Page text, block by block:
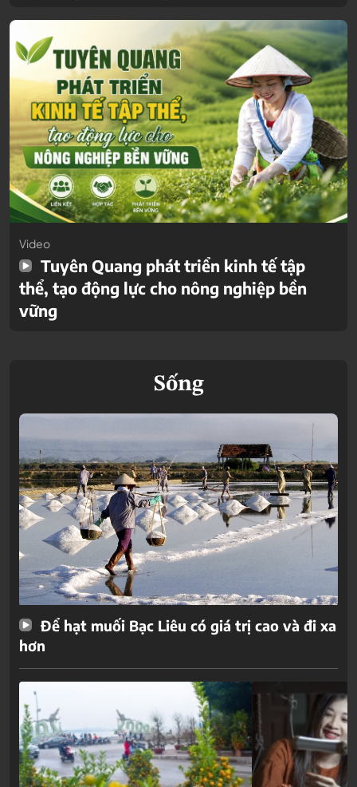
Video
Tuyên Quang phát triển kinh tế tập
thể, tạo động lực cho nông nghiệp bền
vững
Sống
Để hạt muối Bạc Liêu có giá trị cao và đi xa
hơn